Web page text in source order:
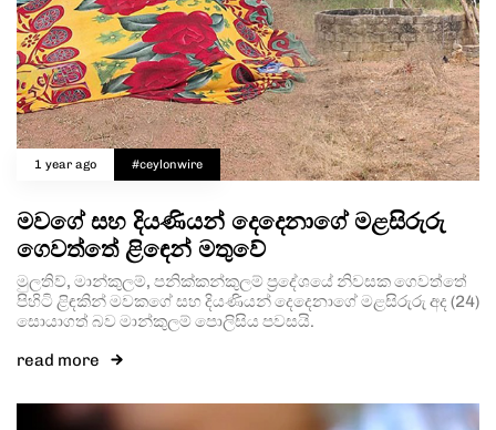
Type and hit enter
1 year ago #ceylonwire
මවගේ සහ දියණියන් දෙදෙනාගේ මළසිරුරු
ගෙවත්තේ ළිඳෙන් මතුවේ
මුලතිව්, මාන්කුලම්, පනික්කන්කුලම් ප්‍රදේශයේ නිවසක ගෙවත්තේ
පිහිටි ළිඳකින් මවකගේ සහ දියණියන් දෙදෙනාගේ මළසිරුරු අද (24)
සොයාගත් බව මාන්කුලම් පොලිසිය පවසයි.
read more